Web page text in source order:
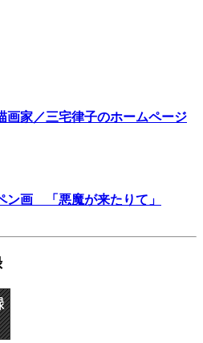
画家／三宅律子のホームページ
ン画 「悪魔が来たりて」